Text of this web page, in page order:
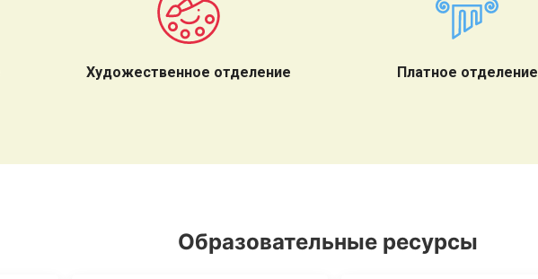
Художественное отделение Платное отделение
Образовательные ресурсы